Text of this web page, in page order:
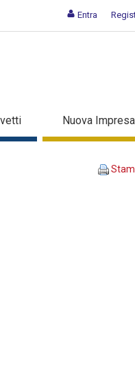
Entra
- Dettaglio
Nuova Impresa